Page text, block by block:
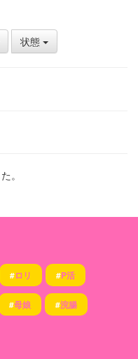
状態
。
#ロリ #P活
#母娘 #浣腸